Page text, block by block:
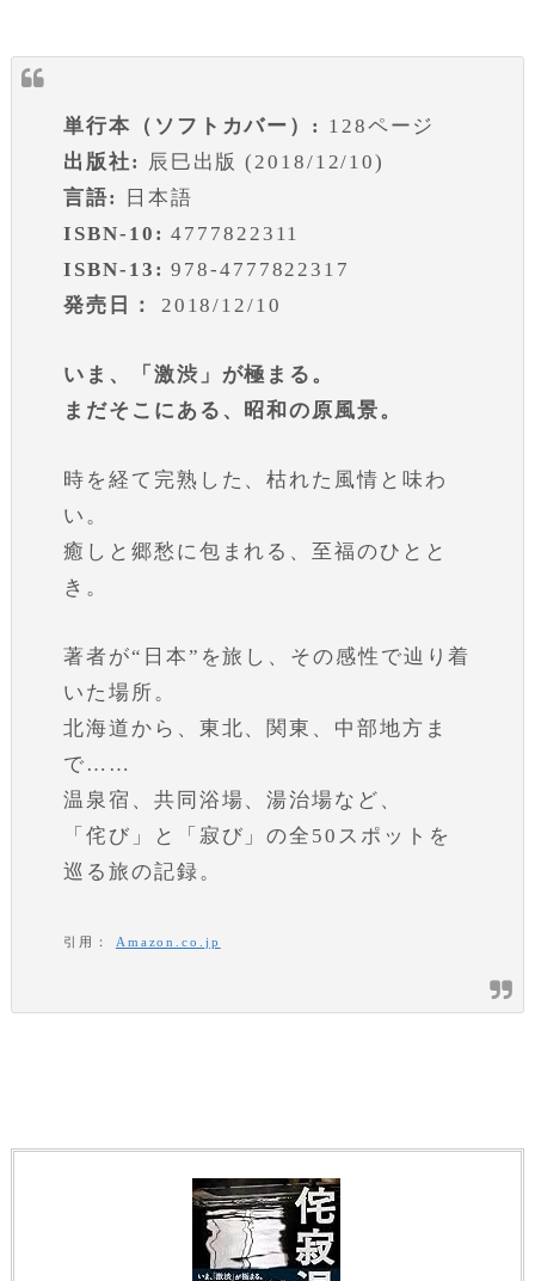
単行本（ソフトカバー）: 128ページ
出版社: 辰巳出版 (2018/12/10)
言語:
日本語
ISBN-10: 4777822311
ISBN-13: 978-4777822317
発売日：
2018/12/10
いま、「激渋」が極まる。
まだそこにある、昭和の原風景。
時を経て完熟した、枯れた風情と味わ
い。
癒しと郷愁に包まれる、至福のひとと
き。
著者が“日本”を旅し、その感性で辿り着
いた場所。
北海道から、東北、関東、中部地方ま
で……
温泉宿、共同浴場、湯治場など、
「侘び」と「寂び」の全50スポットを
巡る旅の記録。
引用： Amazon.co.jp